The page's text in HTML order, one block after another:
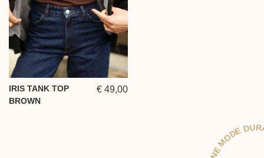
IRIS TANK TOP
BROWN
€ 49,00